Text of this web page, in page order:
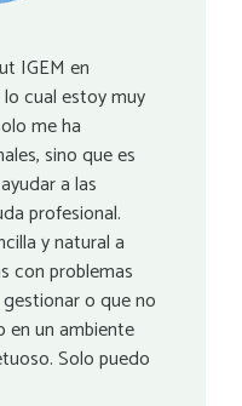
IGEM en
cual estoy muy
me ha
sino que es
a las
profesional.
y natural a
con problemas
o que no
en un ambiente
Solo puedo